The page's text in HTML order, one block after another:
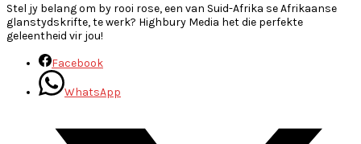
Stel jy belang om by rooi rose, een van Suid-Afrika se Afrikaanse
glanstydskrifte, te werk? Highbury Media het die perfekte
geleentheid vir jou!
Facebook
WhatsApp